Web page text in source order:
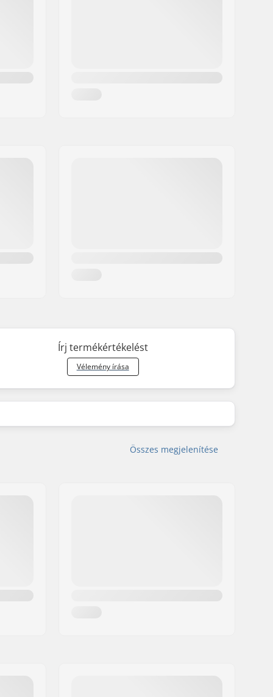
Írj termékértékelést
Vélemény írása
Összes megjelenítése